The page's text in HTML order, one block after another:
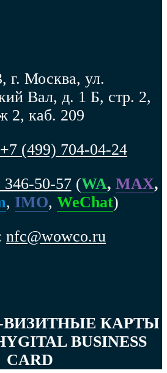
г. Москва, ул.
Вал, д. 1 Б, стр. 2,
2, каб. 209
+7 (499) 704-04-24
50-57(WA, MAX,
, IMO, WeChat)
nfc@wowco.ru
КАРТЫ
BUSINESS
CARD